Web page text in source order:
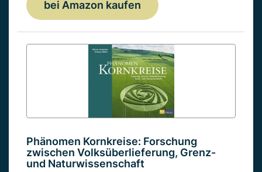
bei Amazon kaufen
Phänomen Kornkreise: Forschung
zwischen Volksüberlieferung, Grenz-
und Naturwissenschaft